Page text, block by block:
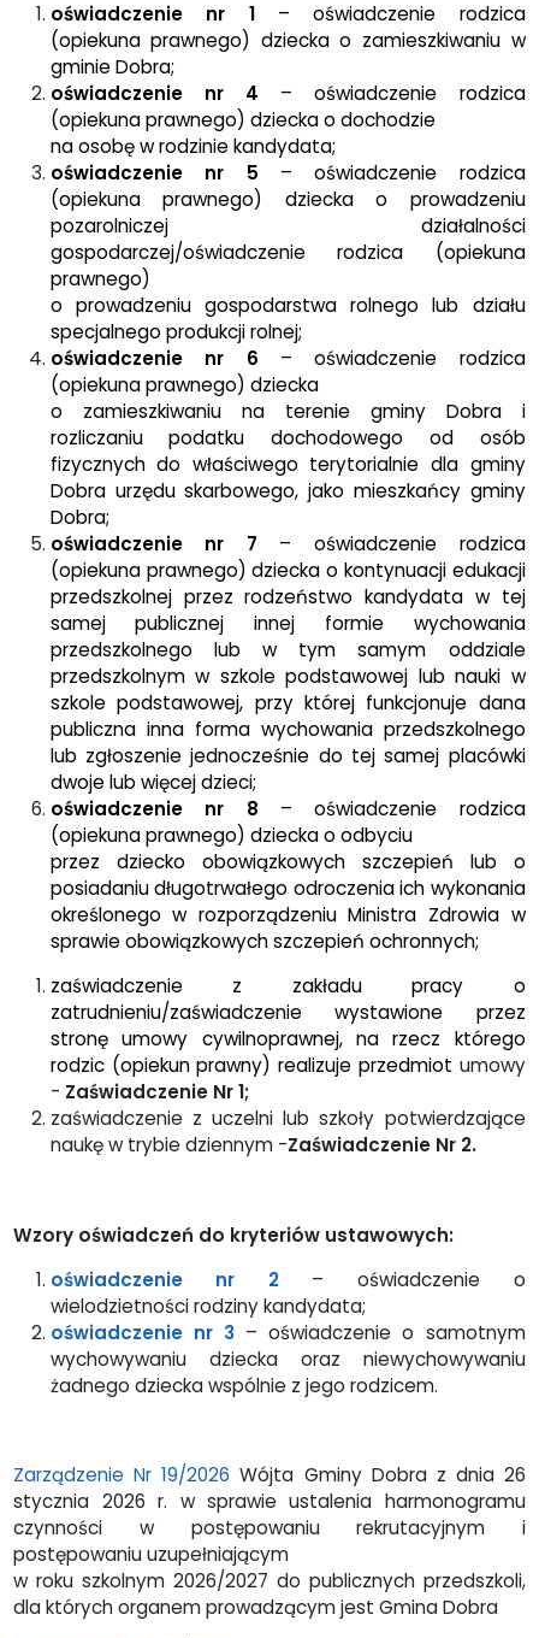
oświadczenie nr 1– oświadczenie rodzica
(opiekuna prawnego) dziecka o zamieszkiwaniu w
gminie Dobra;
oświadczenie nr 4
– oświadczenie rodzica
(opiekuna prawnego) dziecka o dochodzie
na osobę w rodzinie kandydata;
oświadczenie nr 5
– oświadczenie rodzica
(opiekuna prawnego) dziecka o prowadzeniu
pozarolniczej działalności
gospodarczej/oświadczenie rodzica (opiekuna
prawnego)
o prowadzeniu gospodarstwa rolnego lub działu
specjalnego produkcji rolnej;
oświadczenie nr 6 – oświadczenie rodzica
(opiekuna prawnego) dziecka
o zamieszkiwaniu na terenie gminy Dobra i
rozliczaniu podatku dochodowego od osób
fizycznych do właściwego terytorialnie dla gminy
Dobra urzędu skarbowego, jako mieszkańcy gminy
Dobra;
oświadczenie nr 7 – oświadczenie rodzica
(opiekuna prawnego) dziecka o kontynuacji edukacji
przedszkolnej przez rodzeństwo kandydata w tej
samej publicznej innej formie wychowania
przedszkolnego lub w tym samym oddziale
przedszkolnym w szkole podstawowej lub nauki w
szkole podstawowej, przy której funkcjonuje dana
publiczna inna forma wychowania przedszkolnego
lub zgłoszenie jednocześnie do tej samej placówki
dwoje lub więcej dzieci;
oświadczenie nr 8 – oświadczenie rodzica
(opiekuna prawnego) dziecka o odbyciu
przez dziecko obowiązkowych szczepień lub o
posiadaniu długotrwałego odroczenia ich wykonania
określonego w rozporządzeniu Ministra Zdrowia w
sprawie obowiązkowych szczepień ochronnych;
zaświadczenie z zakładu pracy o
zatrudnieniu/zaświadczenie wystawione przez
stronę umowy cywilnoprawnej, na rzecz którego
rodzic (opiekun prawny) realizuje przedmiot umowy
- Zaświadczenie Nr 1;
zaświadczenie z uczelni lub szkoły potwierdzające
naukę w trybie dziennym -Zaświadczenie Nr 2.
Wzory oświadczeń do kryteriów ustawowych:
oświadczenie nr 2– oświadczenie o
wielodzietności rodziny kandydata;
oświadczenie nr 3 – oświadczenie o samotnym
wychowywaniu dziecka oraz niewychowywaniu
żadnego dziecka wspólnie z jego rodzicem.
Zarządzenie Nr 19/2026 Wójta Gminy Dobra z dnia 26
stycznia 2026 r. w sprawie ustalenia harmonogramu
czynności w postępowaniu rekrutacyjnym i
postępowaniu uzupełniającym
w roku szkolnym 2026/2027 do publicznych przedszkoli,
dla których organem prowadzącym jest Gmina Dobra